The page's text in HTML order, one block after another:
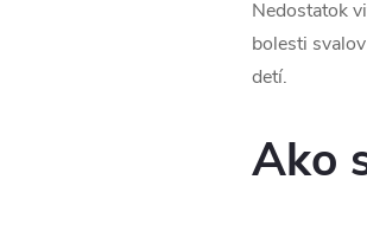
Nedostatok
bolesti
detí.
Ako